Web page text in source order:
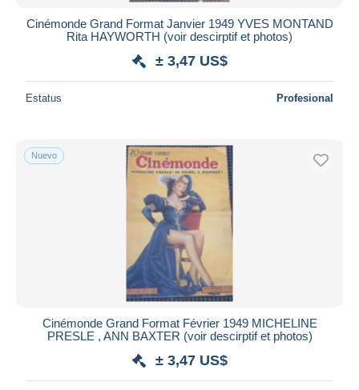
iDeal
Deseleccionar todo
Aplicar
Cinémonde Grand Format Janvier 1949 YVES MONTAND
Rita HAYWORTH (voir descirptif et photos)
± 3,47 US$
Estatus Profesional
Nuevo
Cinémonde Grand Format Février 1949 MICHELINE
PRESLE , ANN BAXTER (voir descirptif et photos)
± 3,47 US$